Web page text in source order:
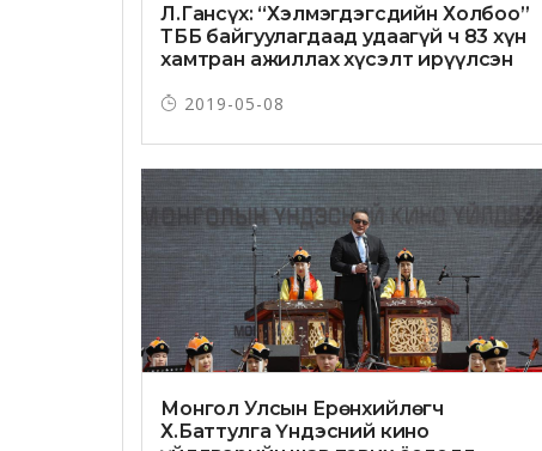
Л.Гансүх: “Хэлмэгдэгсдийн Холбоо”
ТББ байгуулагдаад удаагүй ч 83 хүн
хамтран ажиллах хүсэлт ирүүлсэн
2019-05-08
Монгол Улсын Ерөнхийлөгч
Х.Баттулга Үндэсний кино